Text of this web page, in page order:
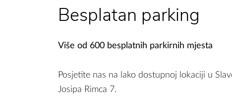
Besplatan parking
Više od 600 besplatnih parkirnih mjesta
Posjetite nas na lako dostupnoj lokaciji u
Josipa Rimca 7.